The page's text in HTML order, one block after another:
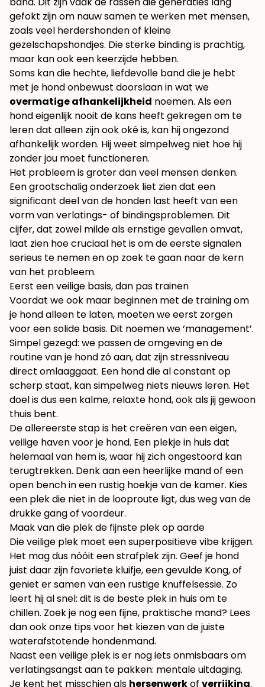
gefokt zijn om nauw samen te werken met mensen,
zoals veel herdershonden of kleine
gezelschapshondjes. Die sterke binding is prachtig,
maar kan ook een keerzijde hebben.
Soms kan die hechte, liefdevolle band die je hebt
met je hond onbewust doorslaan in wat we
overmatige afhankelijkheid noemen. Als een
hond eigenlijk nooit de kans heeft gekregen om te
leren dat alleen zijn ook oké is, kan hij ongezond
afhankelijk worden. Hij weet simpelweg niet hoe hij
zonder jou moet functioneren.
Het probleem is groter dan veel mensen denken.
Een grootschalig onderzoek liet zien dat een
significant deel van de honden last heeft van een
vorm van verlatings- of bindingsproblemen. Dit
cijfer, dat zowel milde als ernstige gevallen omvat,
laat zien hoe cruciaal het is om de eerste signalen
serieus te nemen en op zoek te gaan naar de kern
van het probleem.
Eerst een veilige basis, dan pas trainen
Voordat we ook maar beginnen met de training om
je hond alleen te laten, moeten we eerst zorgen
voor een solide basis. Dit noemen we ‘management’.
Simpel gezegd: we passen de omgeving en de
routine van je hond zó aan, dat zijn stressniveau
direct omlaaggaat. Een hond die al constant op
scherp staat, kan simpelweg niets nieuws leren. Het
doel is dus een kalme, relaxte hond, ook als jij gewoon
thuis bent.
De allereerste stap is het creëren van een eigen,
veilige haven voor je hond. Een plekje in huis dat
helemaal van hem is, waar hij zich ongestoord kan
terugtrekken. Denk aan een heerlijke mand of een
open bench in een rustig hoekje van de kamer. Kies
een plek die niet in de looproute ligt, dus weg van de
drukke gang of voordeur.
Maak van die plek de fijnste plek op aarde
Die veilige plek moet een superpositieve vibe krijgen.
Het mag dus nóóit een strafplek zijn. Geef je hond
juist daar zijn favoriete kluifje, een gevulde Kong, of
geniet er samen van een rustige knuffelsessie. Zo
leert hij al snel: dit is de beste plek in huis om te
chillen. Zoek je nog een fijne, praktische mand? Lees
dan ook onze tips voor het kiezen van de juiste
waterafstotende hondenmand.
Naast een veilige plek is er nog iets onmisbaars om
verlatingsangst aan te pakken: mentale uitdaging.
Je kent het misschien als hersenwerkof verrijking.